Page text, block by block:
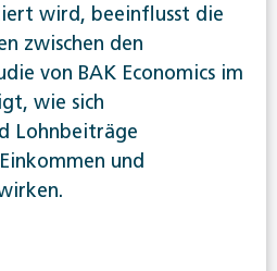
wird, beeinflusst die
zwischen den
von BAK Economics im
wie sich
Lohnbeiträge
und